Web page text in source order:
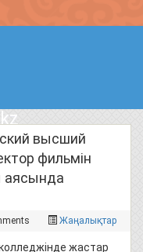
высший
фильмін
аясында
Жаңалықтар
жастар